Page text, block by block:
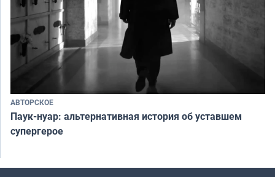
АВТОРСКОЕ
Паук-нуар: альтернативная история об уставшем
супергерое